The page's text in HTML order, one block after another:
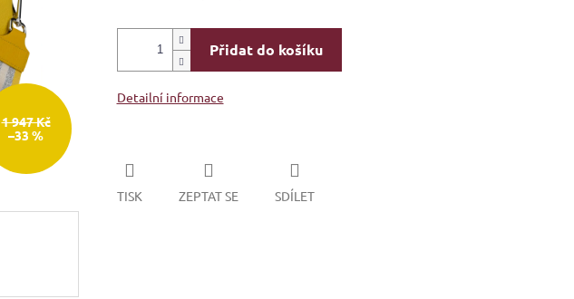
1 947 Kč
–33 %
Přidat do košíku
Detailní informace
TISK ZEPTAT SE SDÍLET